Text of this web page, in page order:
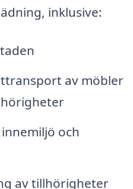
inklusive:
av möbler
och
av tillhörigheter